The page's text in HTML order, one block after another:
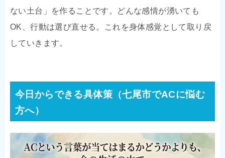
ない土台」を作ることです。どんな感情が湧いても
OK、行動は選び直せる。これを身体感覚として取り戻
していきます。
今日からできる具体策（七尾市でACに悩む
方へ）